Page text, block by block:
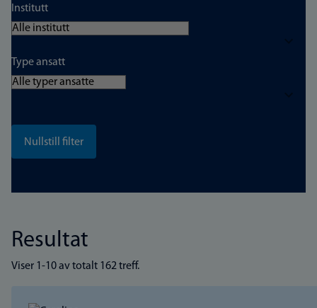
Institutt
Type ansatt
Resultat
Viser 1-10 av totalt 162 treff.